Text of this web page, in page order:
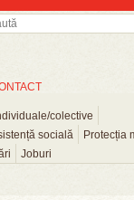
colective
socială
Protecția
Joburi